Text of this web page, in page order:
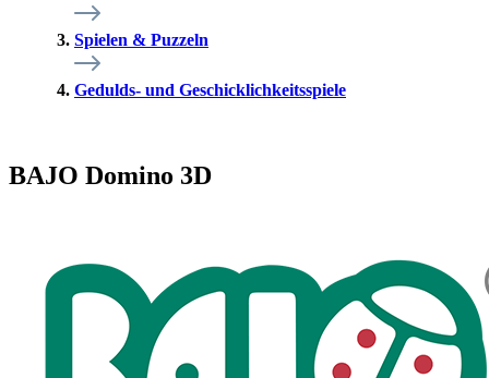
Spielen & Puzzeln
Gedulds- und Geschicklichkeitsspiele
BAJO Domino 3D